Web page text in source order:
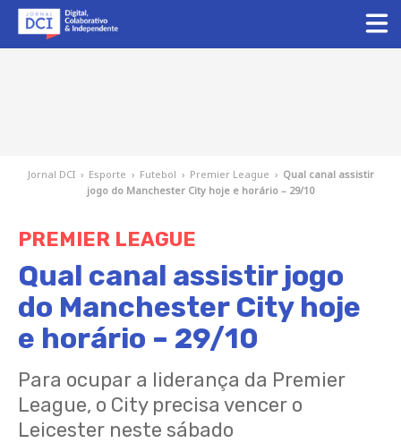
Jornal DCI › Esporte › Futebol › Premier League › Qual canal assistir
jogo do Manchester City hoje e horário – 29/10
PREMIER LEAGUE
Qual canal assistir jogo
do Manchester City hoje
e horário – 29/10
Para ocupar a liderança da Premier
League, o City precisa vencer o
Leicester neste sábado